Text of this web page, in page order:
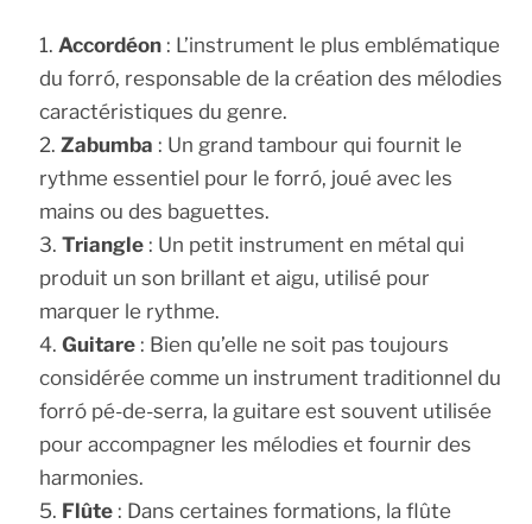
Accordéon: L’instrument le plus emblématique
du forró, responsable de la création des mélodies
caractéristiques du genre.
Zabumba : Un grand tambour qui fournit le
rythme essentiel pour le forró, joué avec les
mains ou des baguettes.
Triangle: Un petit instrument en métal qui
produit un son brillant et aigu, utilisé pour
marquer le rythme.
Guitare: Bien qu’elle ne soit pas toujours
considérée comme un instrument traditionnel du
forró pé-de-serra, la guitare est souvent utilisée
pour accompagner les mélodies et fournir des
harmonies.
Flûte: Dans certaines formations, la flûte